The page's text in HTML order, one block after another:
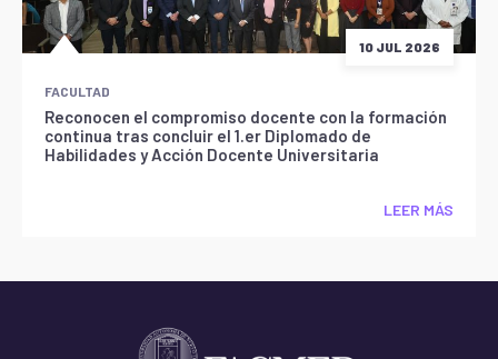
10 JUL 2026
FACULTAD
Reconocen el compromiso docente con la formación
continua tras concluir el 1.er Diplomado de
Habilidades y Acción Docente Universitaria
LEER MÁS